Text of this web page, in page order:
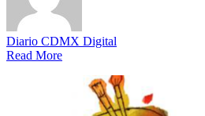
Diario CDMX Digital
Read More